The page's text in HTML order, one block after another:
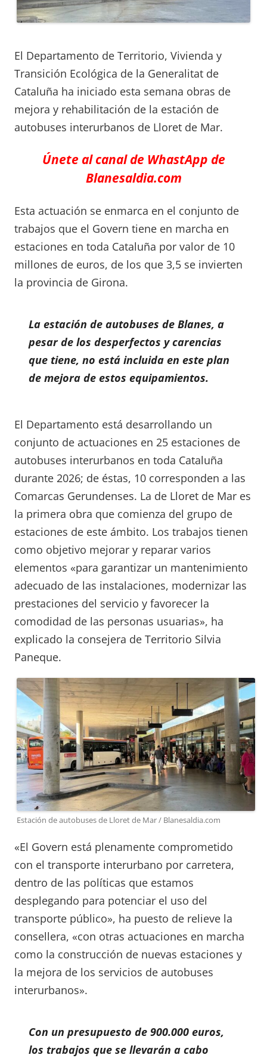
El Departamento de Territorio, Vivienda y
Transición Ecológica de la Generalitat de
Cataluña ha iniciado esta semana obras de
mejora y rehabilitación de la estación de
autobuses interurbanos de Lloret de Mar.
Únete al canal de WhastApp de
Blanesaldia.com
Esta actuación se enmarca en el conjunto de
trabajos que el Govern tiene en marcha en
estaciones en toda Cataluña por valor de 10
millones de euros, de los que 3,5 se invierten
la provincia de Girona.
La estación de autobuses de Blanes, a
pesar de los desperfectos y carencias
que tiene, no está incluida en este plan
de mejora de estos equipamientos.
El Departamento está desarrollando un
conjunto de actuaciones en 25 estaciones de
autobuses interurbanos en toda Cataluña
durante 2026; de éstas, 10 corresponden a las
Comarcas Gerundenses. La de Lloret de Mar es
la primera obra que comienza del grupo de
estaciones de este ámbito. Los trabajos tienen
como objetivo mejorar y reparar varios
elementos «para garantizar un mantenimiento
adecuado de las instalaciones, modernizar las
prestaciones del servicio y favorecer la
comodidad de las personas usuarias», ha
explicado la consejera de Territorio Silvia
Paneque.
Estación de autobuses de Lloret de Mar / Blanesaldia.com
«El Govern está plenamente comprometido
con el transporte interurbano por carretera,
dentro de las políticas que estamos
desplegando para potenciar el uso del
transporte público», ha puesto de relieve la
consellera, «con otras actuaciones en marcha
como la construcción de nuevas estaciones y
la mejora de los servicios de autobuses
interurbanos».
Con un presupuesto de 900.000 euros,
los trabajos que se llevarán a cabo